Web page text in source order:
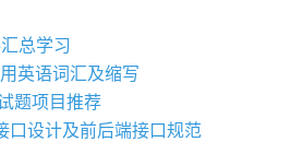
总学习
英语词汇及缩写
题项目推荐
口设计及前后端接口规范